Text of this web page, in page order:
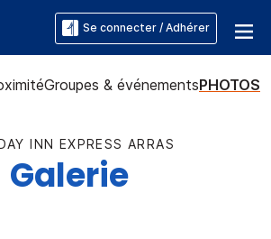
Se connecter / Adhérer
Groupes & événementsPHOTOS
INN EXPRESS ARRAS
Galerie